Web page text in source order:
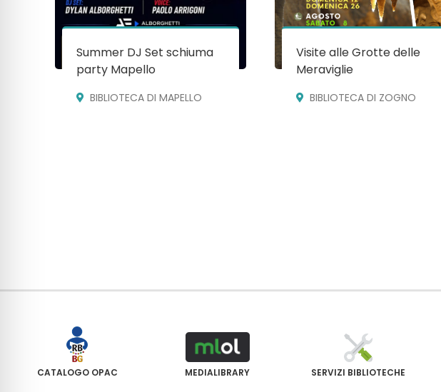
Summer DJ Set schiuma
party Mapello
BIBLIOTECA DI MAPELLO
Visite alle Grotte delle
Meraviglie
BIBLIOTECA DI ZOGNO
CATALOGO OPAC MEDIALIBRARY SERVIZI BIBLIOTECHE